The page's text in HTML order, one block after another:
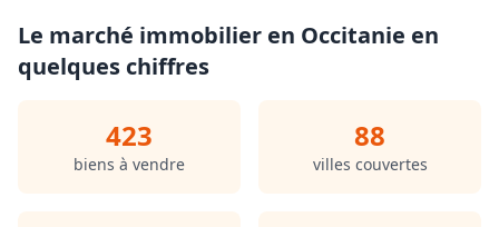
Le marché immobilier en Occitanie en
quelques chiffres
423
biens à vendre
88
villes couvertes